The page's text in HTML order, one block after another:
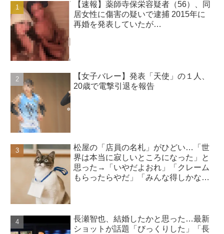
【速報】薬師寺保栄容疑者（56）、同
居女性に傷害の疑いで逮捕 2015年に
再婚を発表していたが…
【女子バレー】発表「天使」の１人、
20歳で電撃引退を報告
松屋の「店員の名札」がひどい…「世
界は本当に寂しいところになった」と
思った→「いやだよおれ」「クレーム
もらったらやだ」「みんな得しかな
長瀬智也、結婚したかと思った…最新
ショットが話題「びっくりした」「長